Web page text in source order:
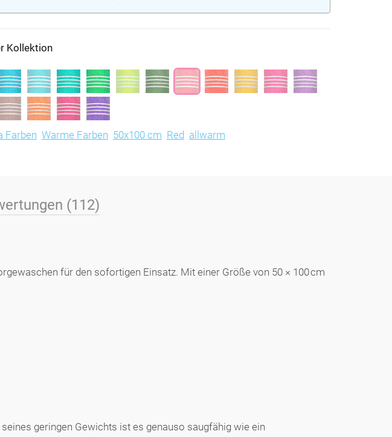
Kollektion
Farben Warme Farben 50x100 cm Red allwarm
(112)
für den sofortigen Einsatz. Mit einer Größe von 50 × 100 cm
geringen Gewichts ist es genauso saugfähig wie ein